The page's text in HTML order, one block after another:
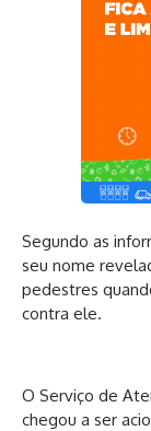
Segundo as
seu nome
pedestres
contra ele.
O Serviço de
chegou a ser